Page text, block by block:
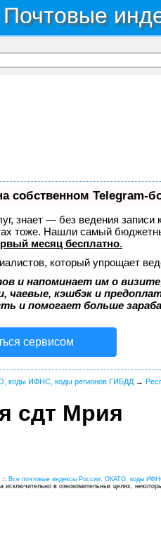
собственном Telegram-
знает — без ведения
тоже. Нашли самый
месяц бесплатно.
который упрощает
и напоминает им о
чаевые, кэшбэк и
и помогает больше
сервисом
коды ИФНС, коды регионов ГИБДД →
сдт Мрия
:: Все почтовые индексы России, ОКАТО, коды
исключительно в ознокомительных целях,